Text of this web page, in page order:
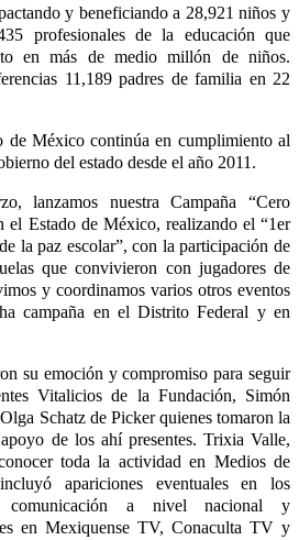
y beneficiando a 28,921 niños y
profesionales de la educación que
en más de medio millón de niños.
11,189 padres de familia en 22
de México continúa en cumplimiento al
del estado desde el año 2011.
lanzamos nuestra Campaña “Cero
el Estado de México, realizando el “1er
la paz escolar”, con la participación de
que convivieron con jugadores de
y coordinamos varios otros eventos
campaña en el Distrito Federal y en
su emoción y compromiso para seguir
Vitalicios de la Fundación, Simón
Schatz de Picker quienes tomaron la
de los ahí presentes. Trixia Valle,
toda la actividad en Medios de
apariciones eventuales en los
comunicación a nivel nacional y
en Mexiquense TV, Conaculta TV y